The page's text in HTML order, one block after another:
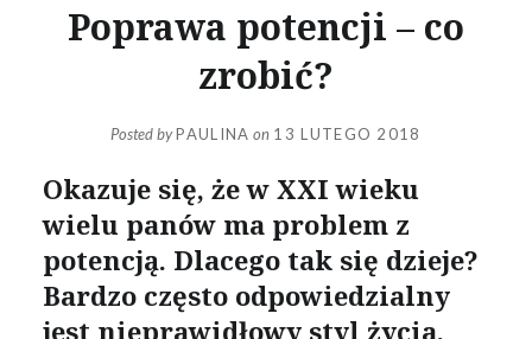
Poprawa potencji – co
zrobić?
Posted byPAULINA on 13 LUTEGO 2018
Okazuje się, że w XXI wieku
wielu panów ma problem z
potencją. Dlacego tak się dzieje?
Bardzo często odpowiedzialny
jest nieprawidłowy styl życia.